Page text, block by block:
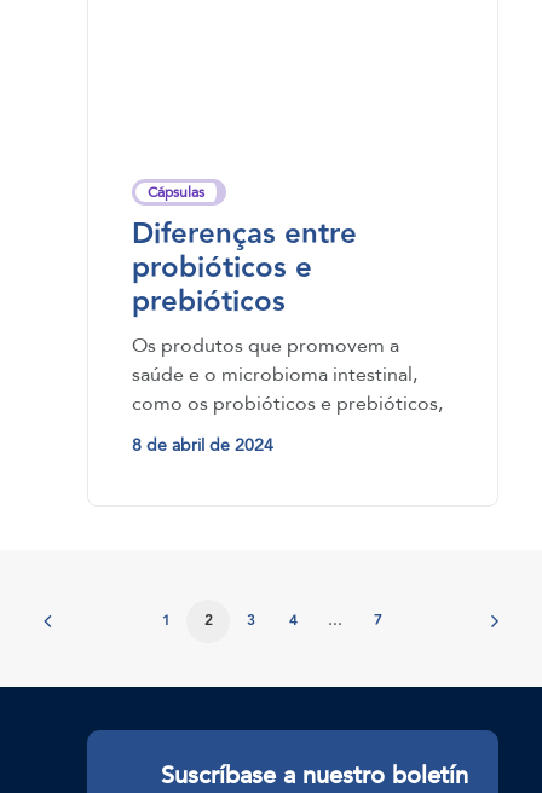
Cápsulas
Diferenças entre
probióticos e
prebióticos
Os produtos que promovem a
saúde e o microbioma intestinal,
como os probióticos e prebióticos,
ganharam popularidade nos
8 de abril de 2024
1 2 3 4 … 7
Suscríbase a nuestro boletín